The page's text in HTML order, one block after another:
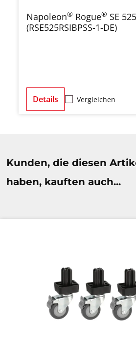
Napoleon® Rogue® SE
(RSE525RSIBPSS-1-DE)
Details Vergleichen
Kunden, die diesen
haben, kauften auch...